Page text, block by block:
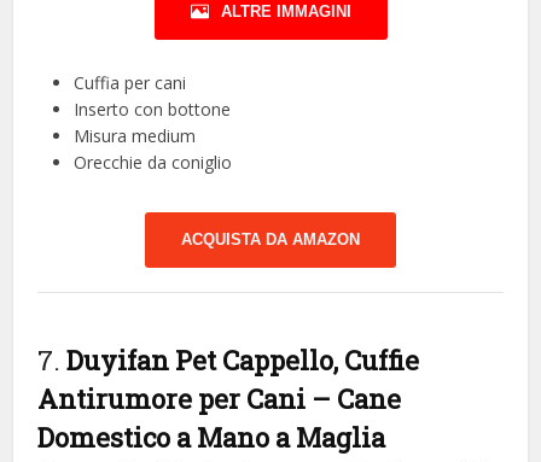
ALTRE IMMAGINI
Cuffia per cani
Inserto con bottone
Misura medium
Orecchie da coniglio
ACQUISTA DA AMAZON
7.Duyifan Pet Cappello, Cuffie
Antirumore per Cani – Cane
Domestico a Mano a Maglia